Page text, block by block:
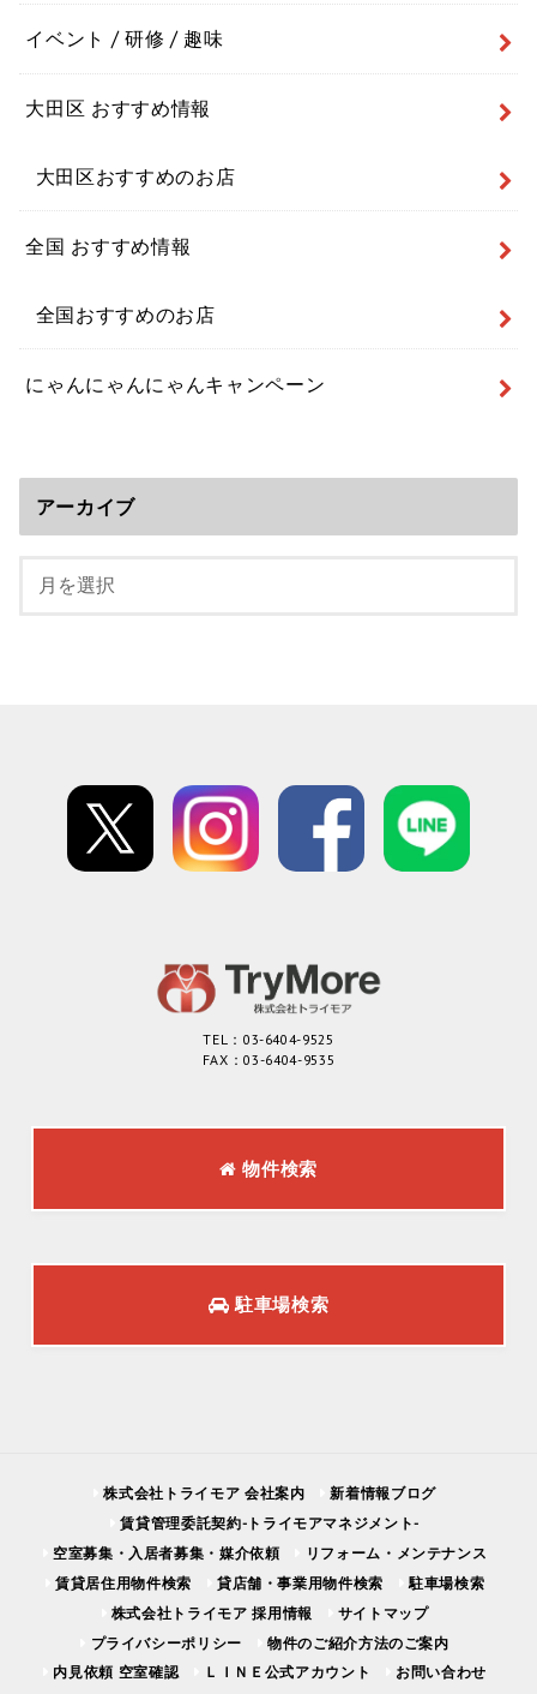
イベント / 研修 / 趣味
大田区 おすすめ情報
大田区おすすめのお店
全国 おすすめ情報
全国おすすめのお店
にゃんにゃんにゃんキャンペーン
アーカイブ
TEL：03-6404-9525
FAX：03-6404-9535
物件検索
駐車場検索
株式会社トライモア 会社案内
新着情報ブログ
賃貸管理委託契約-トライモアマネジメント-
空室募集・入居者募集・媒介依頼
リフォーム・メンテナンス
賃貸居住用物件検索
貸店舗・事業用物件検索
駐車場検索
株式会社トライモア 採用情報
サイトマップ
プライバシーポリシー
物件のご紹介方法のご案内
内見依頼 空室確認
ＬＩＮＥ公式アカウント お問い合わせ